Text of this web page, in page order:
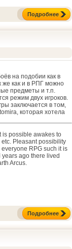
Подробнее
на подобии как в
же как и в РПГ можно
предметы и т.п.
режим двух игроков.
заключается в том,
которая хотела
is possible awakes to
Pleasant possibility
RPG such it is
ago there lived
Arcus.
Подробнее